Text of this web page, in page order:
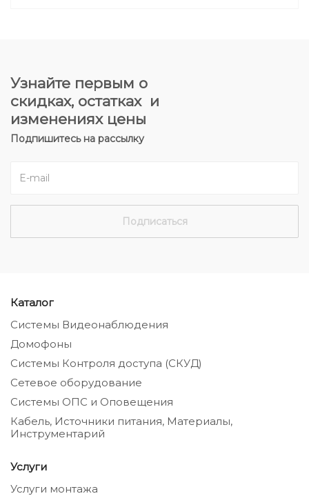
Узнайте первым о
скидках, остатках и
изменениях цены
Подпишитесь на рассылку
Каталог
Системы Видеонаблюдения
Домофоны
Системы Контроля доступа (СКУД)
Сетевое оборудование
Системы ОПС и Оповещения
Кабель, Источники питания, Материалы,
Инструментарий
Услуги
Услуги монтажа